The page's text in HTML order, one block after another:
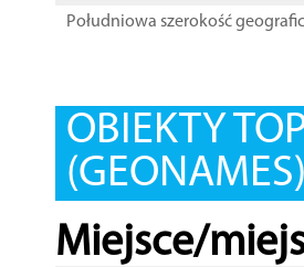
Południowa szerokość
OBIEKTY
Miejsce/